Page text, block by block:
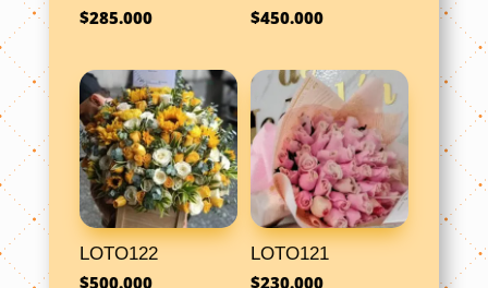
$285.000 $450.000
LOTO122
$500.000
LOTO121
$230.000